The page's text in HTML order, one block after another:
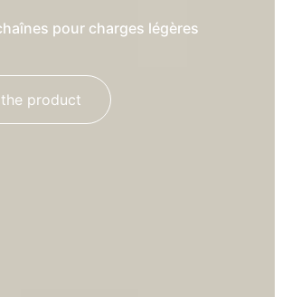
pour charges légères
product